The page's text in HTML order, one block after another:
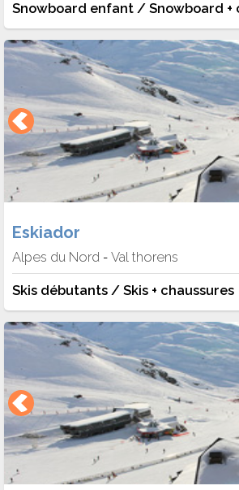
Snowboard enfant / Snowboard +
Eskiador
Alpes du Nord - Val thorens
Skis débutants / Skis + chaussures